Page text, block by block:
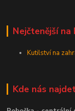
Nejčtenější na
Kutilství na
Kde nás